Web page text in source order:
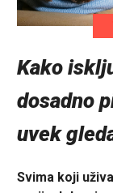
Kako
dosadno
uvek
Svima koji